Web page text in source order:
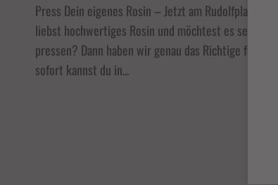
Press Dein eigenes Rosin – Jetzt am Rudolfplatz!
liebst hochwertiges Rosin und möchtest es selbst
pressen? Dann haben wir genau das Richtige für dich!
sofort kannst du in...